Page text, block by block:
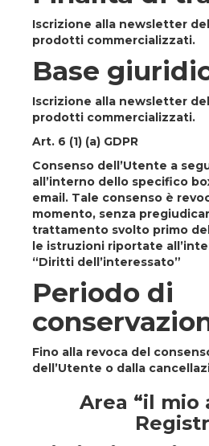
Iscrizione alla newsletter
prodotti commercializzati.
Base
Iscrizione alla newsletter
prodotti commercializzati.
Art. 6 (1) (a) GDPR
Consenso dell’Utente a
all’interno dello specifico
email. Tale consenso è
momento, senza
trattamento svolto primo
le istruzioni riportate
“Diritti dell’interessato”
Periodo di
Fino alla revoca del
dell’Utente o dalla
Area “il mio